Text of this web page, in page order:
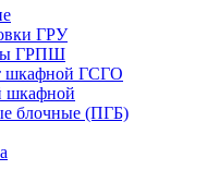
ГРУ
ГРПШ
шкафной ГСГО
шкафной
блочные (ПГБ)